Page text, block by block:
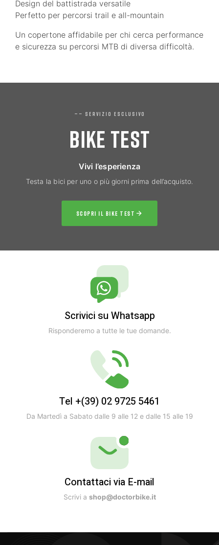
Design del battistrada versatile
Perfetto per percorsi trail e all-mountain
Un copertone affidabile per chi cerca performance
e sicurezza su percorsi MTB di diversa difficoltà.
—— SERVIZIO ESCLUSIVO
BIKE TEST
Vivi l’esperienza
Testa la bici per uno o più giorni prima dell’acquisto.
SCOPRI IL BIKE TEST
Scrivici su Whatsapp
Risponderemo a tutte le tue domande.
Tel +(39) 02 9725 5461
Da Martedì a Sabato dalle 9 alle 12 e dalle 15 alle 19
Contattaci via E-mail
Scrivi a shop@doctorbike.it